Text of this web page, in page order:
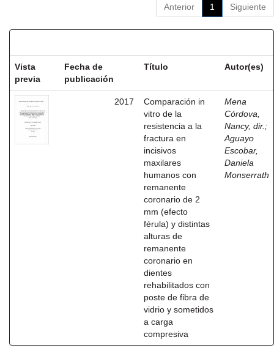
Anterior 1 Siguiente
Vista
previa
Fecha de
publicación
Título Autor(es)
2017
Comparación in
vitro de la
resistencia a la
fractura en
incisivos
maxilares
humanos con
remanente
coronario de 2
mm (efecto
férula) y distintas
alturas de
remanente
coronario en
dientes
rehabilitados con
poste de fibra de
vidrio y sometidos
a carga
compresiva
Mena
Córdova,
Nancy, dir. ;
Aguayo
Escobar,
Daniela
Monserrath